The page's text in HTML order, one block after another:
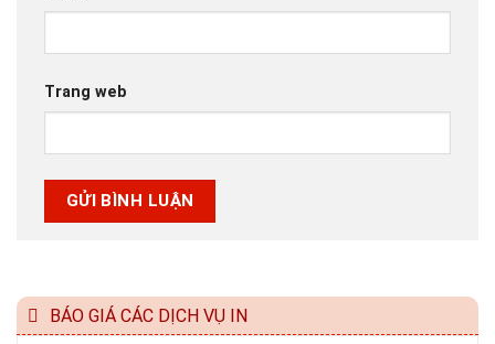
Trang web
BÁO GIÁ CÁC DỊCH VỤ IN